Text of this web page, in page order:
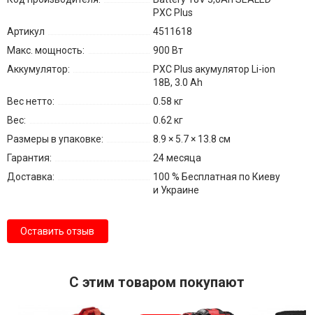
PXC Plus
Артикул
4511618
Макс. мощность:
900 Вт
Аккумулятор:
PXC Plus акумулятор Li-ion
18В, 3.0 Ah
Вес нетто:
0.58 кг
Вес:
0.62 кг
Размеры в упаковке:
8.9 × 5.7 × 13.8 см
Гарантия:
24 месяца
Доставка:
100 % Бесплатная по Киеву
и Украине
Оставить отзыв
С этим товаром покупают